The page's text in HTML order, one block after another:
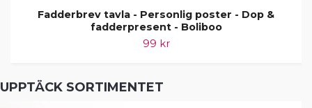
UPPTÄCK SORTIMENTET
Fadderbrev tavla - Personlig poster - Dop &
fadderpresent - Boliboo
99 kr